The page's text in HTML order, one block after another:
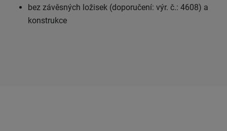
bez závěsných ložisek (doporučení: výr. č.: 4608) a
konstrukce